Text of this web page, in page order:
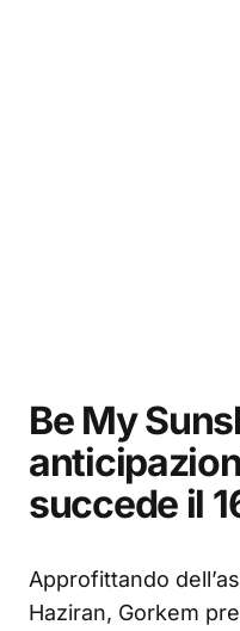
Be My
succede il
Approfittando
Haziran, Gorkem